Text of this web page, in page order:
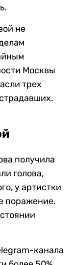
не
Москвы
трех
получила
голова,
у артистки
поражение.
канала